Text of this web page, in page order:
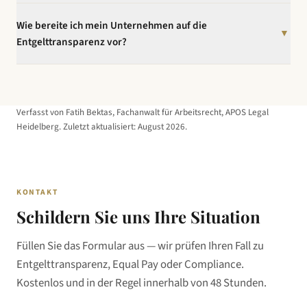
über den geschlechtsspezifischen Entgeltunterschied berichten.
Bei einem Gap über 5% ist eine gemeinsame Entgeltbewertung mit
Wie bereite ich mein Unternehmen auf die
Entgelttransparenz vor?
▼
bestehen. APOS Legal bietet ein Compliance-Audit speziell für
Unternehmen mit 1.000+ Mitarbeiter an.
Verfasst von Fatih Bektas, Fachanwalt für Arbeitsrecht, APOS Legal
Heidelberg. Zuletzt aktualisiert:August 2026.
KONTAKT
Schildern Sie uns Ihre Situation
Füllen Sie das Formular aus — wir prüfen Ihren Fall zu
Entgelttransparenz, Equal Pay oder Compliance.
Kostenlos und in der Regel innerhalb von 48 Stunden.